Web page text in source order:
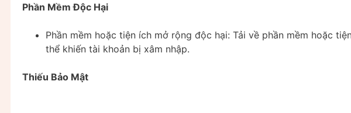
Phần Mềm Độc Hại
Phần mềm hoặc tiện ích mở rộng độc hại: Tải về phần mềm hoặc
thể khiến tài khoản bị xâm nhập.
Thiếu Bảo Mật